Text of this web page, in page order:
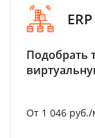
ERP
Подобрать
От 1 046